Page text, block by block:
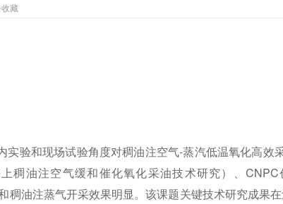
收藏
验和现场试验角度对稠油注空气-蒸汽低温氧化高效
稠油注空气缓和催化氧化采油技术研究）、
油注蒸气开采效果明显。该课题关键技术研究成果